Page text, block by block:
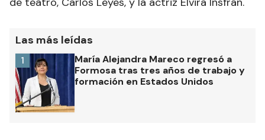
Las más leídas
María Alejandra Mareco regresó a
Formosa tras tres años de trabajo y
formación en Estados Unidos
1